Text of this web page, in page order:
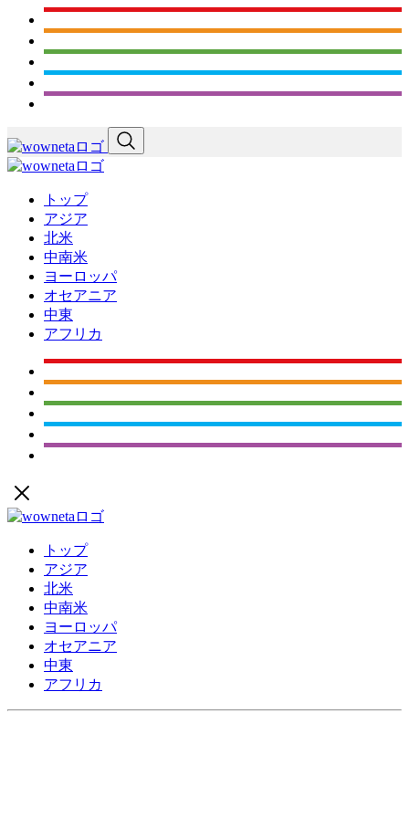
トップ
アジア
北米
中南米
ヨーロッパ
オセアニア
中東
アフリカ
トップ
アジア
北米
中南米
ヨーロッパ
オセアニア
中東
アフリカ